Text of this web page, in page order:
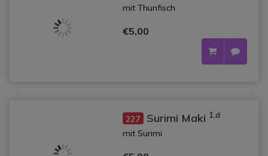
mit Thunfisch
€5,00
227 Surimi Maki 1,d
mit Surimi